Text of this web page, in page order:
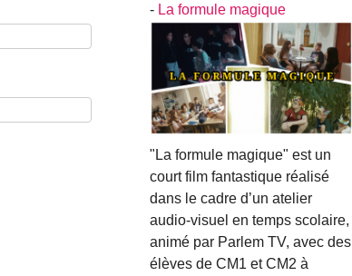
- La formule magique
"La formule magique" est un
court film fantastique réalisé
dans le cadre d’un atelier
audio-visuel en temps scolaire,
animé par Parlem TV, avec des
élèves de CM1 et CM2 à